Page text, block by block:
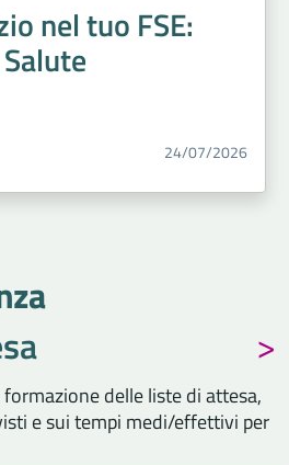
nel tuo FSE:
24/07/2026
delle liste di attesa,
e sui tempi medi/effettivi per